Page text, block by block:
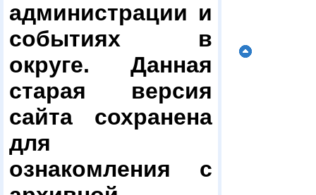
администрации и
событиях в
округе. Данная
старая версия
сайта сохранена
для
ознакомления с